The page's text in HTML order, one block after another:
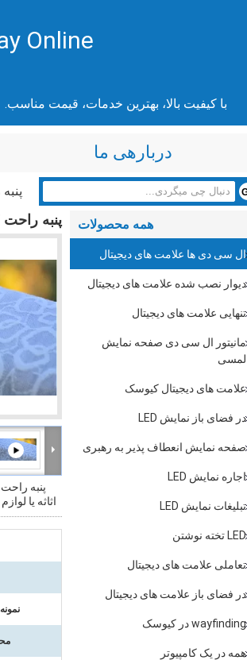
Online
با کیفیت بالا، بهترین خدمات، قیمت مناسب.
دربارهی ما
پنبه
پنبه
اثاثه یا
همه محصولات
ال سی دی ها علامت های دیجیتال
دیوار نصب شده علامت های دیجیتال
تنهایی علامت های دیجیتال
مانیتور ال سی دی صفحه نمایش
لمسی
علامت های دیجیتال کیوسک
در فضای باز نمایش LED
صفحه نمایش انعطاف پذیر به رهبری
اجاره نمایش LED
تبلیغات نمایش LED
LED تخته نوشتن
تعاملی علامت های دیجیتال
در فضای باز علامت های دیجیتال
wayfinding در کیوسک
همه در یک کامپیوتر